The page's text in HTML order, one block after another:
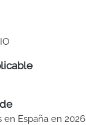
en España en 2026